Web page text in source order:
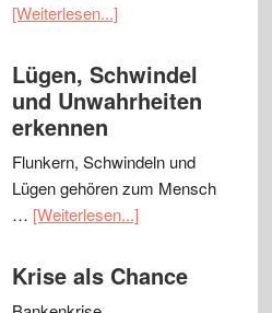
[Weiterlesen...]
Lügen, Schwindel
und Unwahrheiten
erkennen
Flunkern, Schwindeln und
Lügen gehören zum Mensch
… [Weiterlesen...]
Krise als Chance